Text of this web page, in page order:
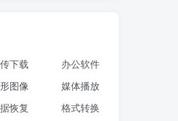
传下载
办公软件
图像
媒体播放
恢复
格式转换